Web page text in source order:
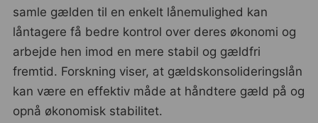
samle gælden til en enkelt lånemulighed kan
låntagere få bedre kontrol over deres økonomi og
arbejde hen imod en mere stabil og gældfri
fremtid. Forskning viser, at gældskonsolideringslån
kan være en effektiv måde at håndtere gæld på og
opnå økonomisk stabilitet.